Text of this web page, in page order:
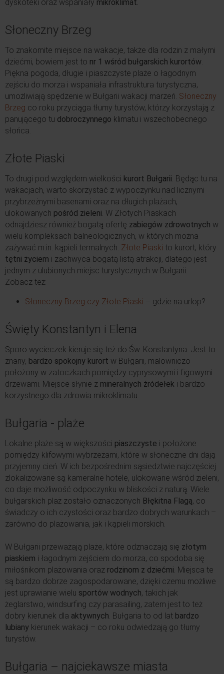
dyskoteki oraz wspaniały mikroklimat.
Słoneczny Brzeg
To znakomite miejsce na wakacje, także dla rodzin z małymi
dziećmi, bowiem jest to nr 1 wśród bułgarskich kurortów.
Piękna pogoda, długie i piaszczyste plaże o łagodnym
zejściu do morza i wspaniała infrastruktura turystyczna,
umożliwiają spędzenie w Bułgarii wakacji marzeń. Słoneczny
Brzeg co roku przyciąga tłumy turystów, którzy korzystają z
panującego tu dobroczynnego klimatu i wszechobecnego
słońca.
Złote Piaski
To drugi pod względem wielkości kurort Bułgarii. Będąc tu na
wakacjach, warto skorzystać z wypoczynku nad licznymi
przybrzeżnymi basenami oraz na długich plażach,
ulokowanych pośród zieleni. W Złotych Piaskach
odnajdziesz również bogatą ofertę zabiegów zdrowotnych w
wielu kompleksach balneologicznych, w których można
zażywać m.in. kąpieli termalnych. Złote Piaski to kurort, który
tętni życiem i zachwyca bogatą listą atrakcji, dlatego jest
jednym z ulubionych miejsc turystycznych w Bułgarii.
Zobacz też:
Słoneczny Brzeg czy Złote Piaski – gdzie na urlop?
Święty Konstantyn i Elena
Sporo wycieczek kieruje się też do Św. Konstantyna. Jest to
znany, bardzo spokojny kurort w Bułgarii, malowniczo
położony w zatoczkach pomiędzy cyprysowymi i figowymi
drzewami. Miejsce słynie z mineralnych źródełek i bardzo
korzystnego dla zdrowia mikroklimatu.
Bułgaria - plaże
Lokalne plaże są w większości piaszczyste i położone
pomiędzy klifowymi wybrzeżami, które w słoneczne dni dają
przyjemny cień. W ich bezpośrednim sąsiedztwie najczęściej
zlokalizowane są kameralne hotele, ulokowane wśród zieleni,
co daje możliwość odpoczynku w bliskości z naturą. Wiele
bułgarskich plaż zostało oznaczonych Błękitna Flagą, co
świadczy o ich czystości oraz bardzo dobrych warunkach –
zarówno do plażowania, jak i kąpieli morskich.
W Bułgarii przeważają plaże, które odznaczają się złotym
piaskiem i łagodnym zejściem do morza, co spodoba się
miłośnikom plażowania oraz rodzinom z dziećmi. Miejsca te
są bardzo dobrze zagospodarowane, dzięki czemu możliwe
jest uprawianie wielu sportów wodnych, takich jak
żeglarstwo, windsurfing czy parasailing, zatem jest to też
dobry kierunek dla aktywnych. Bułgaria to od lat bardzo
lubiany kierunek wakacji – co roku odwiedzają go tłumy
turystów.
Bułgaria – najciekawsze miasta